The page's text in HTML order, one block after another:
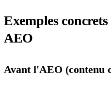
Exemples
AEO
Avant l'AEO (contenu